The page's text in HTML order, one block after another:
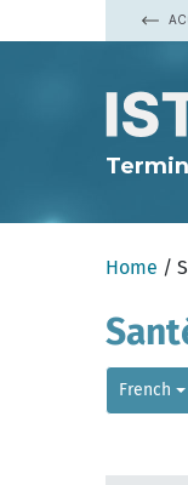
Home /
French